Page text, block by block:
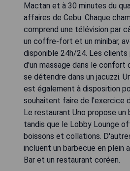
Mactan et à 30 minutes du
affaires de Cebu. Chaque
comprend une télévision par
un coffre-fort et un minibar,
disponible 24h/24. Les
d'un massage dans le confort
se détendre dans un jacuzzi.
est également à disposition
souhaitent faire de l'exercice
Le restaurant Uno propose
tandis que le Lobby Lounge
boissons et collations.
incluent un barbecue en plein
Bar et un restaurant coréen.